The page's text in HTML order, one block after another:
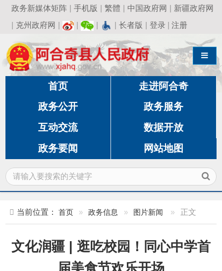
政务新媒体矩阵 | 手机版 繁體 | 中国政府网 | 新疆政府网
克州政府网 | | | 长者版 | 登录|注册
导航切换
首页 走进阿合奇
政务公开 政务服务
互动交流 数据开放
政务要闻 网站地图
当前位置： 首页 » 政务信息 » 图片新闻 » 正文
文化润疆 | 逛吃校园！同心中学首
届美食节欢乐开场